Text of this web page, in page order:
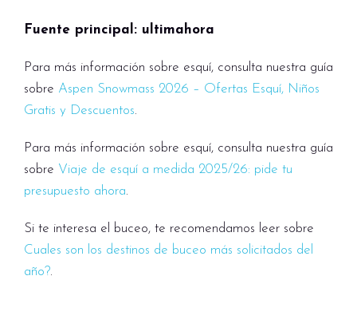
Fuente principal: ultimahora
Para más información sobre esquí, consulta nuestra guía
sobre Aspen Snowmass 2026 – Ofertas Esquí, Niños
Gratis y Descuentos.
Para más información sobre esquí, consulta nuestra guía
sobre Viaje de esquí a medida 2025/26: pide tu
presupuesto ahora.
Si te interesa el buceo, te recomendamos leer sobre
Cuales son los destinos de buceo más solicitados del
año?.